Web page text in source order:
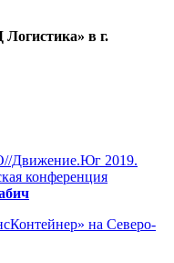
в г.
Движение.Юг 2019.
конференция
на Северо-